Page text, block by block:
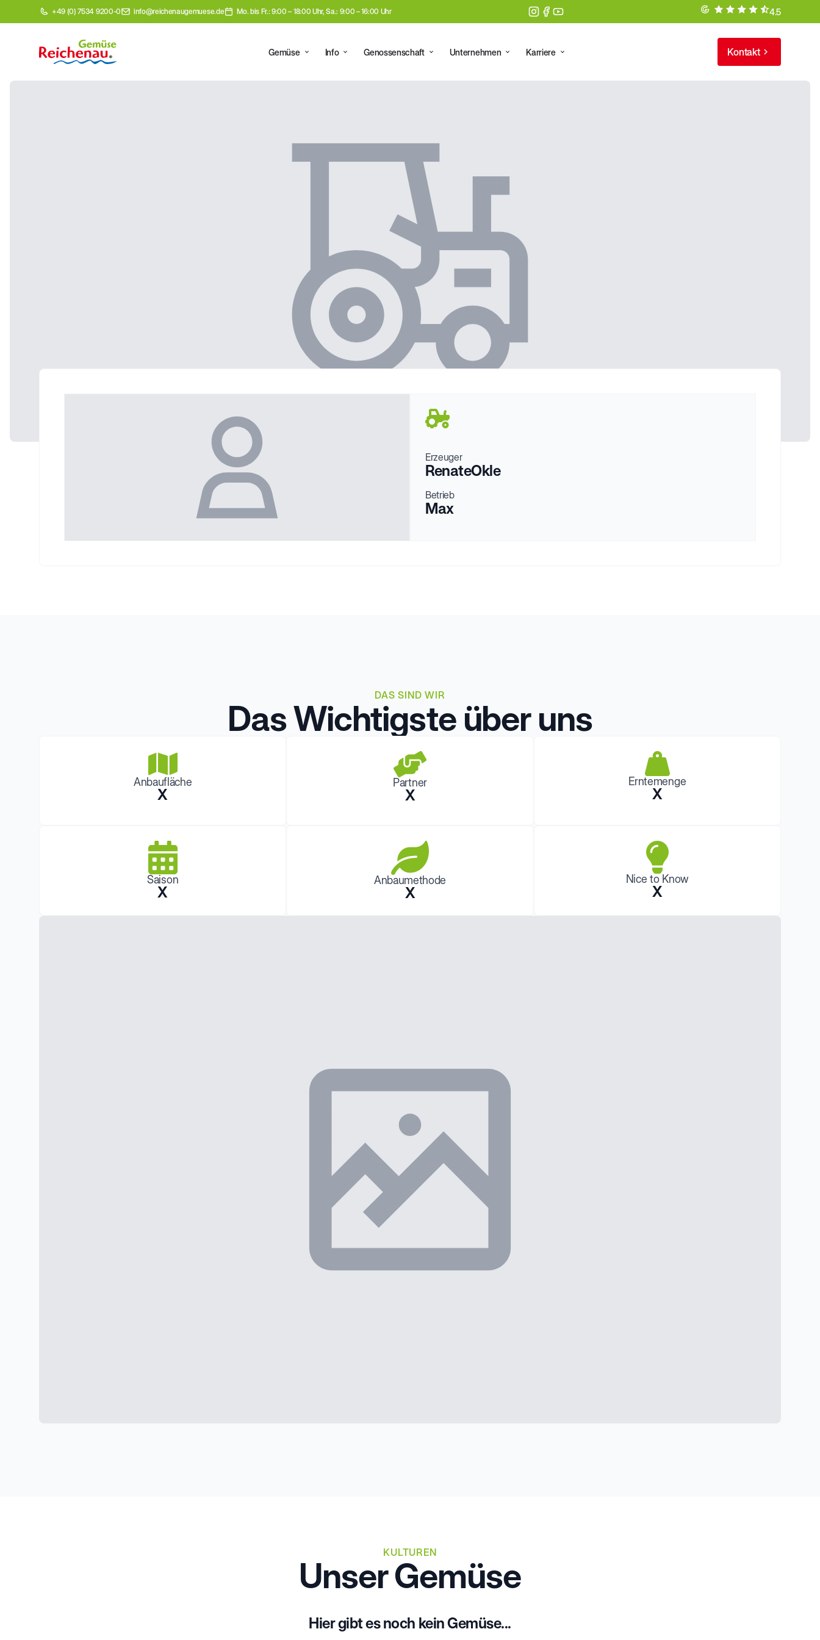
+49 (0) 7534 9200-0 info@reichenaugemuese.de Mo. bis Fr.: 9:00 – 18:00 Uhr, Sa.: 9:00 – 16:00 Uhr 4.5
Gemüse Info Genossenschaft Unternehmen Karriere Kontakt
Erzeuger
RenateOkle
Betrieb
Max
DAS SIND WIR
Das Wichtigste über uns
Anbaufläche
X
Partner
X
Erntemenge
X
Saison
X
Anbaumethode
X
Nice to Know
X
KULTUREN
Unser Gemüse
Hier gibt es noch kein Gemüse...